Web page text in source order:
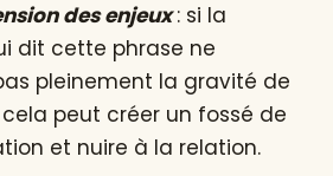
des enjeux: si la
dit cette phrase ne
pleinement la gravité de
peut créer un fossé de
et nuire à la relation.